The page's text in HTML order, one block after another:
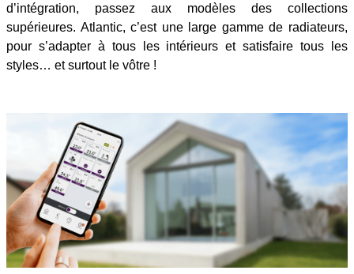
d’intégration, passez aux modèles des collections
supérieures. Atlantic, c’est une large gamme de radiateurs,
pour s’adapter à tous les intérieurs et satisfaire tous les
styles… et surtout le vôtre !